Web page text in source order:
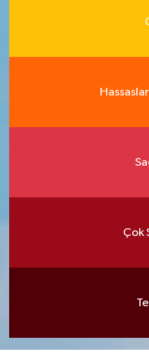
Çok